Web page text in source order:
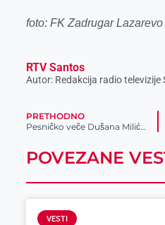
foto: FK Zadrugar Lazarevo
RTV Santos
Autor: Redakcija radio televizije
PRETHODNO
Pesničko veče Dušana Milićeva u subotu u Jaši
POVEZANE
VESTI